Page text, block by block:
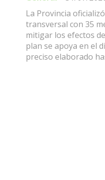
La Provincia
transversal con 35
mitigar los efectos
plan se apoya en el
preciso elaborado